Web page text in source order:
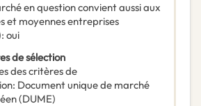
en question convient aussi aux
et moyennes entreprises
: oui
de sélection
des critères de
: Document unique de marché
(DUME)